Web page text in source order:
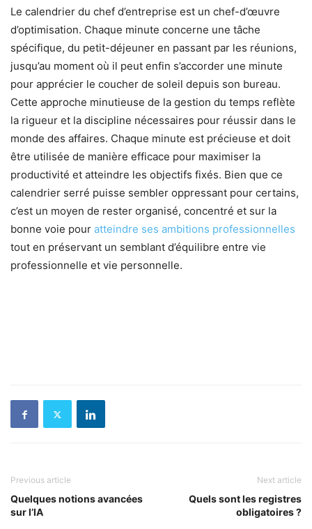
Le calendrier du chef d’entreprise est un chef-d’œuvre
d’optimisation. Chaque minute concerne une tâche
spécifique, du petit-déjeuner en passant par les réunions,
jusqu’au moment où il peut enfin s’accorder une minute
pour apprécier le coucher de soleil depuis son bureau.
Cette approche minutieuse de la gestion du temps reflète
la rigueur et la discipline nécessaires pour réussir dans le
monde des affaires. Chaque minute est précieuse et doit
être utilisée de manière efficace pour maximiser la
productivité et atteindre les objectifs fixés. Bien que ce
calendrier serré puisse sembler oppressant pour certains,
c’est un moyen de rester organisé, concentré et sur la
bonne voie pour atteindre ses ambitions professionnelles
tout en préservant un semblant d’équilibre entre vie
professionnelle et vie personnelle.
Previous article
Quelques notions avancées
sur l’IA
Next article
Quels sont les registres
obligatoires ?